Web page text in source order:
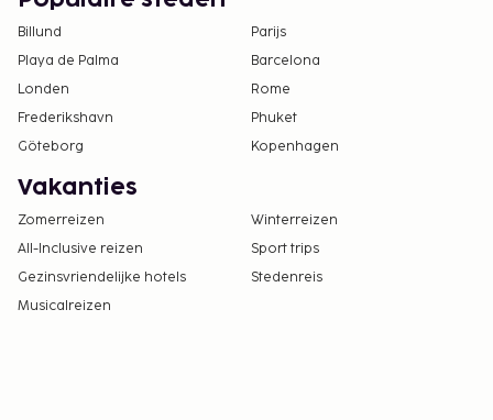
Billund
Parijs
Playa de Palma
Barcelona
Londen
Rome
Frederikshavn
Phuket
Göteborg
Kopenhagen
Vakanties
Zomerreizen
Winterreizen
All-Inclusive reizen
Sport trips
Gezinsvriendelijke hotels
Stedenreis
Musicalreizen